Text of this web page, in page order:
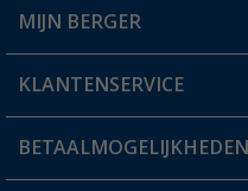
Winkel vinden
MIJN BERGER
Mijn account
Status bestelling
KLANTENSERVICE
FAQ & Contact
BETAALMOGELIJKHEDEN